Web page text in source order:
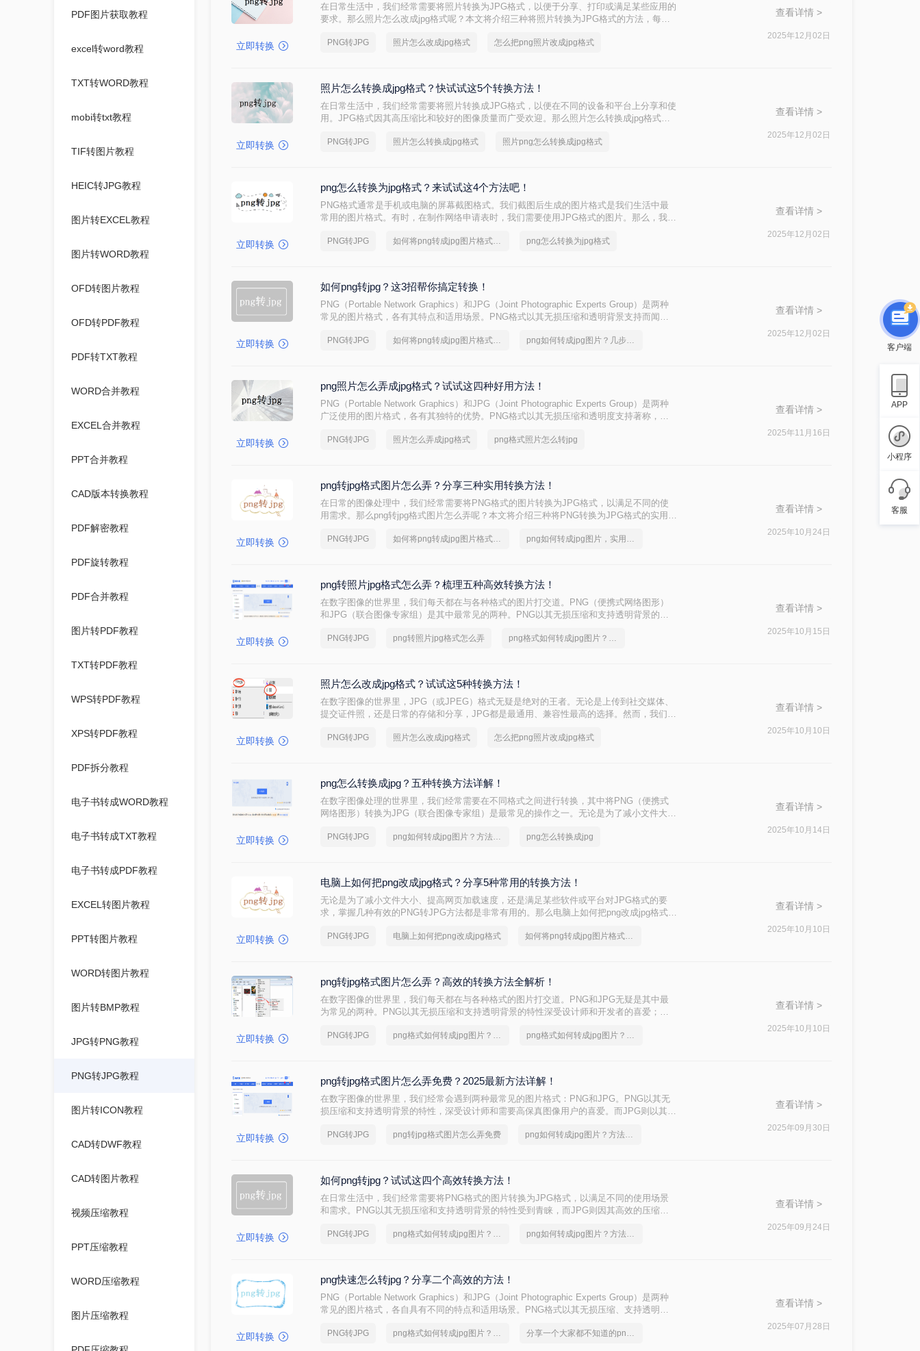
PDF图片获取教程
excel转word教程
TXT转WORD教程
mobi转txt教程
TIF转图片教程
HEIC转JPG教程
图片转EXCEL教程
图片转WORD教程
OFD转图片教程
OFD转PDF教程
PDF转TXT教程
WORD合并教程
EXCEL合并教程
PPT合并教程
CAD版本转换教程
PDF解密教程
PDF旋转教程
PDF合并教程
图片转PDF教程
TXT转PDF教程
WPS转PDF教程
XPS转PDF教程
PDF拆分教程
电子书转成WORD教程
电子书转成TXT教程
电子书转成PDF教程
EXCEL转图片教程
PPT转图片教程
WORD转图片教程
图片转BMP教程
JPG转PNG教程
PNG转JPG教程
图片转ICON教程
CAD转DWF教程
CAD转图片教程
视频压缩教程
PPT压缩教程
WORD压缩教程
图片压缩教程
立即转换
在日常生活中，我们经常需要将照片转换为JPG格式，以便于分享、打印或满足某些应用的
要求。那么照片怎么改成jpg格式呢？本文将介绍三种将照片转换为JPG格式的方法，每种
PNG转JPG 照片怎么改成jpg格式 怎么把png照片改成jpg格式
查看详情 >
2025年12月02日
立即转换
照片怎么转换成jpg格式？快试试这5个转换方法！
在日常生活中，我们经常需要将照片转换成JPG格式，以便在不同的设备和平台上分享和使
用。JPG格式因其高压缩比和较好的图像质量而广受欢迎。那么照片怎么转换成jpg格式
件、操作系统自带功能、专业批量转换软件以及直接修改文件后缀名（虽然不推荐但提及以
PNG转JPG 照片怎么转换成jpg格式 照片png怎么转换成jpg格式
查看详情 >
2025年12月02日
立即转换
png怎么转换为jpg格式？来试试这4个方法吧！
PNG格式通常是手机或电脑的屏幕截图格式。我们截图后生成的图片格式是我们生活中最
常用的图片格式。有时，在制作网络申请表时，我们需要使用JPG格式的图片。那么，我们
吧。
PNG转JPG 如何将png转成jpg图片格式，实用的方法来了 png怎么转换为jpg格式
查看详情 >
2025年12月02日
立即转换
如何png转jpg？这3招帮你搞定转换！
PNG（Portable Network Graphics）和JPG（Joint Photographic Experts Group）是两种
常见的图片格式，各有其特点和适用场景。PNG格式以其无损压缩和透明背景支持而闻
PNG格式的图片转换为JPG格式，以满足特定的需求。那么如何png转jpg呢？本文将介绍三
PNG转JPG 如何将png转成jpg图片格式，转转大师帮你解决 png如何转成jpg图片？几步就搞定
查看详情 >
2025年12月02日
立即转换
png照片怎么弄成jpg格式？试试这四种好用方法！
PNG（Portable Network Graphics）和JPG（Joint Photographic Experts Group）是两种
广泛使用的图片格式，各有其独特的优势。PNG格式以其无损压缩和透明度支持著称，非
率闻名，适合存储照片和真实场景图像。然而，有时我们需要将PNG照片转换为JPG格
PNG转JPG 照片怎么弄成jpg格式 png格式照片怎么转jpg
查看详情 >
2025年11月16日
立即转换
png转jpg格式图片怎么弄？分享三种实用转换方法！
在日常的图像处理中，我们经常需要将PNG格式的图片转换为JPG格式，以满足不同的使
用需求。那么png转jpg格式图片怎么弄呢？本文将介绍三种将PNG转换为JPG格式的实用方
PNG转JPG 如何将png转成jpg图片格式，实用的方法来了 png如何转成jpg图片，实用方法不要错过
查看详情 >
2025年10月24日
立即转换
png转照片jpg格式怎么弄？梳理五种高效转换方法！
在数字图像的世界里，我们每天都在与各种格式的图片打交道。PNG（便携式网络图形）
和JPG（联合图像专家组）是其中最常见的两种。PNG以其无损压缩和支持透明背景的特
网站上快速加载图片
PNG转JPG png转照片jpg格式怎么弄 png格式如何转成jpg图片？简单高效的恢复方法
查看详情 >
2025年10月15日
立即转换
照片怎么改成jpg格式？试试这5种转换方法！
在数字图像的世界里，JPG（或JPEG）格式无疑是绝对的王者。无论是上传到社交媒体、
提交证件照，还是日常的存储和分享，JPG都是最通用、兼容性最高的选择。然而，我们常
可能在不同场景下带来不便。那么，照片怎么改成jpg格式呢？
PNG转JPG 照片怎么改成jpg格式 怎么把png照片改成jpg格式
查看详情 >
2025年10月10日
立即转换
png怎么转换成jpg？五种转换方法详解！
在数字图像处理的世界里，我们经常需要在不同格式之间进行转换，其中将PNG（便携式
网络图形）转换为JPG（联合图像专家组）是最常见的操作之一。无论是为了减小文件大小
法都至关重要。那么png怎么转换成jpg呢？
PNG转JPG png如何转成jpg图片？方法详解 png怎么转换成jpg
查看详情 >
2025年10月14日
立即转换
电脑上如何把png改成jpg格式？分享5种常用的转换方法！
无论是为了减小文件大小、提高网页加载速度，还是满足某些软件或平台对JPG格式的要
求，掌握几种有效的PNG转JPG方法都是非常有用的。那么电脑上如何把png改成jpg格式
PNG转JPG 电脑上如何把png改成jpg格式 如何将png转成jpg图片格式，分享一种简单的方法
查看详情 >
2025年10月10日
立即转换
png转jpg格式图片怎么弄？高效的转换方法全解析！
在数字图像的世界里，我们每天都在与各种格式的图片打交道。PNG和JPG无疑是其中最
为常见的两种。PNG以其无损压缩和支持透明背景的特性深受设计师和开发者的喜爱；而
日常存储的绝对主力。因此，将PNG转换
PNG转JPG png格式如何转成jpg图片？简单高效的恢复方法 png格式如何转成jpg图片？方法详细解析
查看详情 >
2025年10月10日
立即转换
png转jpg格式图片怎么弄免费？2025最新方法详解！
在数字图像的世界里，我们经常会遇到两种最常见的图片格式：PNG和JPG。PNG以其无
损压缩和支持透明背景的特性，深受设计师和需要高保真图像用户的喜爱。而JPG则以其高
体分享和日常存储的首选。因此，将PNG转换为JPG的需求变得十分普遍——或许是为了
PNG转JPG png转jpg格式图片怎么弄免费 png如何转成jpg图片？方法详解
查看详情 >
2025年09月30日
立即转换
如何png转jpg？试试这四个高效转换方法！
在日常生活中，我们经常需要将PNG格式的图片转换为JPG格式，以满足不同的使用场景
和需求。PNG以其无损压缩和支持透明背景的特性受到青睐，而JPG则因其高效的压缩算
介绍四种将PNG转换为JPG的方法，帮助您轻松完成图片格式的转换。
PNG转JPG png格式如何转成jpg图片？简单高效的恢复方法 png如何转成jpg图片？方法详解
查看详情 >
2025年09月24日
立即转换
png快速怎么转jpg？分享二个高效的方法！
PNG（Portable Network Graphics）和JPG（Joint Photographic Experts Group）是两种
常见的图片格式，各自具有不同的特点和适用场景。PNG格式以其无损压缩、支持透明背
照片和图像。在某些情况下，我们可能需要将PNG图片快速转换为JPG格式，以满足特定
PNG转JPG png格式如何转成jpg图片？简单高效的恢复方法 分享一个大家都不知道的png转jpg方法
查看详情 >
2025年07月28日
客户端
APP
小程序
客服